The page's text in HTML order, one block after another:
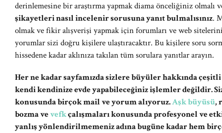
derinlemesine bir araştırma yapmak diama önceliğiniz olmalı
şikayetleri nasıl incelenir sorusuna yanıt bulmalısınız.
olmak ve fikir alışverişi yapmak için forumları ve web
yorumlar sizi doğru kişilere ulaştıracaktır. Bu kişilere soru
hissedene kadar aklınıza takılan tüm sorulara yanıtlar arayın.
Her ne kadar sayfamızda sizlere büyüler hakkında
kendi kendinize evde yapabileceğiniz işlemler değildir.
konusunda birçok mail ve yorum alıyoruz.Aşk büyüsü,
bozma vevefkçalışmaları konusunda profesyonel ve
yanlış yönlendirilmemeniz adına bugüne kadar hem